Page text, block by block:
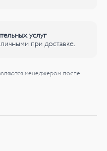
услуг
при доставке.
менеджером после